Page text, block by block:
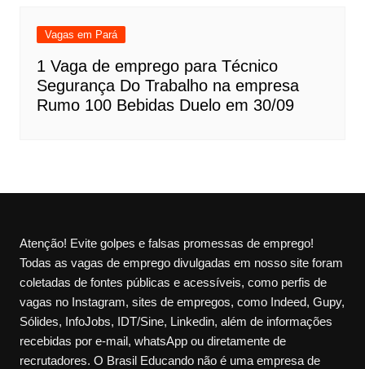
Vagas em Pará
1 Vaga de emprego para Técnico
Segurança Do Trabalho na empresa
Rumo 100 Bebidas Duelo em 30/09
Atenção! Evite golpes e falsas promessas de emprego!
Todas as vagas de emprego divulgadas em nosso site foram
coletadas de fontes públicas e acessíveis, como perfis de
vagas no Instagram, sites de empregos, como Indeed, Gupy,
Sólides, InfoJobs, IDT/Sine, Linkedin, além de informações
recebidas por e-mail, whatsApp ou diretamente de
recrutadores. O Brasil Educando não é uma empresa de